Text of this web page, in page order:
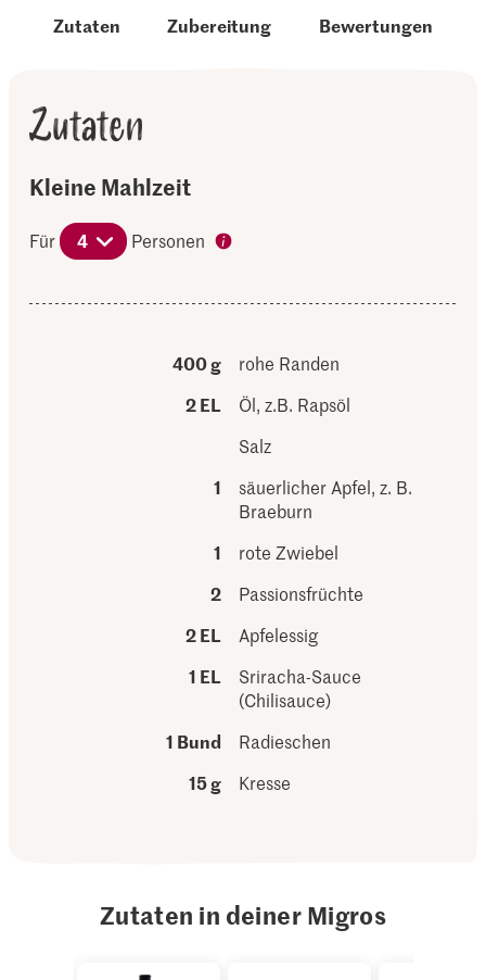
Zutaten Zubereitung Bewertungen
Zutaten
Kleine Mahlzeit
Für 4 Personen
400 g
rohe Randen
2 EL
Öl, z.B. Rapsöl
Salz
1
säuerlicher Apfel, z. B.
Braeburn
1
rote Zwiebel
2
Passionsfrüchte
2 EL
Apfelessig
1 EL
Sriracha-Sauce
(Chilisauce)
1 Bund
Radieschen
15 g
Kresse
Zutaten in deiner Migros